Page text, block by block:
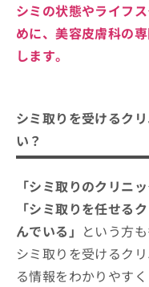
シミの状態やライフ
めに、美容皮膚科の
します。
シミ取りを受けるク
い？
「シミ取りのクリニ
「シミ取りを任せる
んでいる」 という方
シミ取りを受けるク
る情報をわかりやす